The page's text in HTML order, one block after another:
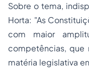
Sobre o tema,
Horta: "As
com maior
competências, que
matéria legislativa